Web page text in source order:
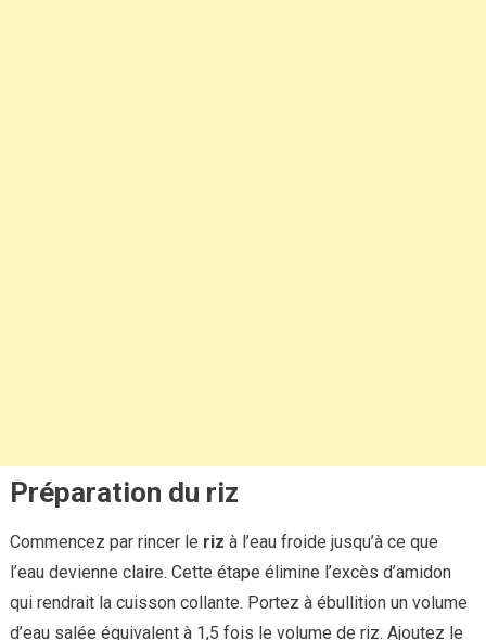
Préparation du riz
Commencez par rincer le riz à l’eau froide jusqu’à ce que
l’eau devienne claire. Cette étape élimine l’excès d’amidon
qui rendrait la cuisson collante. Portez à ébullition un volume
d’eau salée équivalent à 1,5 fois le volume de riz. Ajoutez le